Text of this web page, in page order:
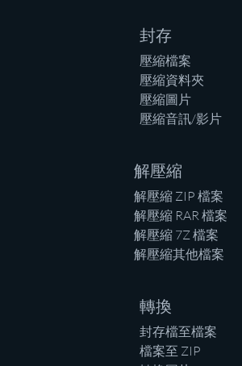
封存
壓縮檔案
壓縮資料夾
壓縮圖片
壓縮音訊/影片
解壓縮
解壓縮 ZIP 檔案
解壓縮 RAR 檔案
解壓縮 7Z 檔案
解壓縮其他檔案
轉換
封存檔至檔案
檔案至 ZIP